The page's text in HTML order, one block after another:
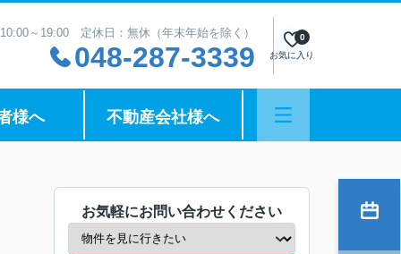
～19:00 定休日：無休（年末年始を除く）
048-287-3339 お気に入り
0
様へ 不動産会社様へ
お気軽にお問い合わせください